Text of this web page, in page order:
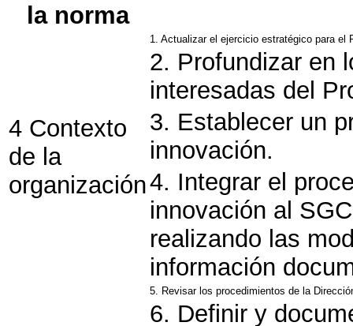
la norma
4 Contexto
de la
organización
1. Actualizar el ejercicio estratégico para el
2. Profundizar en
interesadas del
3. Establecer un
innovación.
4. Integrar el
innovación al
realizando las
información
5. Revisar los procedimientos de la
6. Definir y